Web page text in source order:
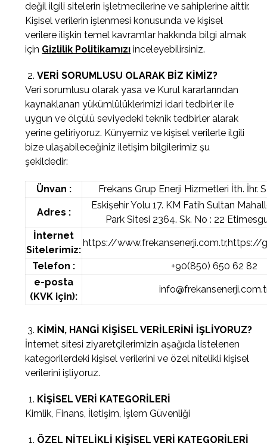
değil ilgili sitelerin işletmecilerine ve sahiplerine aittir.
Kişisel verilerin işlenmesi konusunda ve kişisel
verilere ilişkin temel kavramlar hakkında bilgi almak
için Gizlilik Politikamızı inceleyebilirsiniz.
VERİ SORUMLUSU OLARAK BİZ KİMİZ?
Veri sorumlusu olarak yasa ve Kurul kararlarından
kaynaklanan yükümlülüklerimizi idari tedbirler ile
uygun ve ölçülü seviyedeki teknik tedbirler alarak
yerine getiriyoruz. Künyemiz ve kişisel verilerle ilgili
bize ulaşabileceğiniz iletişim bilgilerimiz şu
şekildedir:
Ünvan : Frekans Grup Enerji Hizmetleri İth. İhr.
Adres :
Eskişehir Yolu 17. KM Fatih Sultan
Park Sitesi 2364. Sk. No : 22
İnternet
Sitelerimiz:
https://www.frekansenerji.com.tr,https://
Telefon :
+90(850) 650 62 82
e-posta
(KVK için):
KİMİN, HANGİ KİŞİSEL VERİLERİNİ İŞLİYORUZ?
İnternet sitesi ziyaretçilerimizin aşağıda listelenen
kategorilerdeki kişisel verilerini ve özel nitelikli kişisel
verilerini işliyoruz.
KİŞİSEL VERİ KATEGORİLERİ
Kimlik, Finans, İletişim, İşlem Güvenliği
ÖZEL NİTELİKLİ KİŞİSEL VERİ KATEGORİLERİ